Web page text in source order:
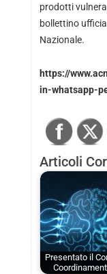
prodotti
bollettino
Nazionale.
https://
in-whatsapp-
Articoli
Presentato il